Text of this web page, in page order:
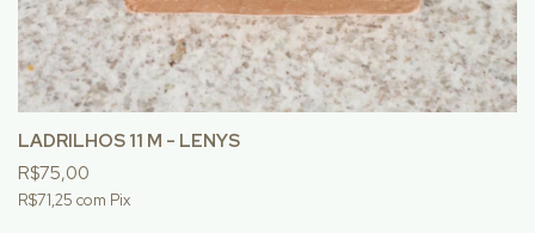
LADRILHOS 11 M - LENYS
R$75,00
R$71,25 com Pix